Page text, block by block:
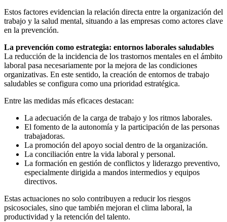
Estos factores evidencian la relación directa entre la organización del
trabajo y la salud mental, situando a las empresas como actores clave
en la prevención.
La prevención como estrategia: entornos laborales saludables
La reducción de la incidencia de los trastornos mentales en el ámbito
laboral pasa necesariamente por la mejora de las condiciones
organizativas. En este sentido, la creación de entornos de trabajo
saludables se configura como una prioridad estratégica.
Entre las medidas más eficaces destacan:
La adecuación de la carga de trabajo y los ritmos laborales.
El fomento de la autonomía y la participación de las personas
trabajadoras.
La promoción del apoyo social dentro de la organización.
La conciliación entre la vida laboral y personal.
La formación en gestión de conflictos y liderazgo preventivo,
especialmente dirigida a mandos intermedios y equipos
directivos.
Estas actuaciones no solo contribuyen a reducir los riesgos
psicosociales, sino que también mejoran el clima laboral, la
productividad y la retención del talento.